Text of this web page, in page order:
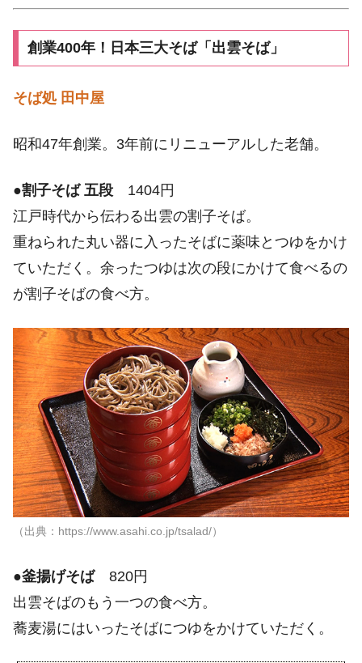
創業400年！日本三大そば「出雲そば」
そば処 田中屋
昭和47年創業。3年前にリニューアルした老舗。
●割子そば 五段 1404円
江戸時代から伝わる出雲の割子そば。
重ねられた丸い器に入ったそばに薬味とつゆをかけ
ていただく。余ったつゆは次の段にかけて食べるの
が割子そばの食べ方。
（出典：https://www.asahi.co.jp/tsalad/）
●釜揚げそば820円
出雲そばのもう一つの食べ方。
蕎麦湯にはいったそばにつゆをかけていただく。